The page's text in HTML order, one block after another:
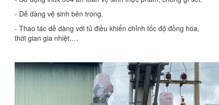
- Dễ dàng vệ sinh bên trong.
- Thao tác dễ dàng với tủ điều khiển chỉnh tốc độ đồng hóa,
thời gian gia nhiệt,…